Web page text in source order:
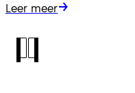
Leer meer